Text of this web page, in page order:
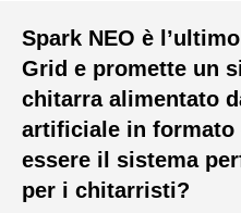
Spark NEO è
Grid e promette un
chitarra alimentato
artificiale in formato
essere il sistema
per i chitarristi?